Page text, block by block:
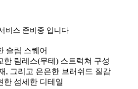
비스 준비중 입니다
슬림 스퀘어
한 림레스(무테) 스트럭쳐 구성
, 그리고 은은한 브러쉬드 질감
한 섬세한 디테일